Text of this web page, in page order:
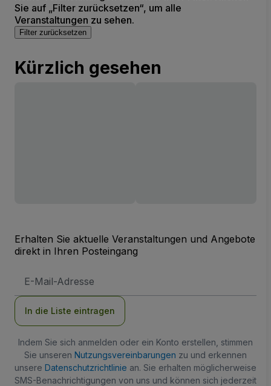
Sie auf „Filter zurücksetzen“, um alle
Veranstaltungen zu sehen.
Filter zurücksetzen
Kürzlich gesehen
Erhalten Sie aktuelle Veranstaltungen und Angebote
direkt in Ihren Posteingang
Mail-
In die Liste eintragen
Indem Sie sich anmelden oder ein Konto erstellen, stimmen
Sie unseren Nutzungsvereinbarungen zu und erkennen
unsere Datenschutzrichtlinie an. Sie erhalten möglicherweise
SMS-Benachrichtigungen von uns und können sich jederzeit